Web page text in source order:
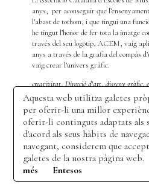
anys, per aconseguir que
l’abast de tothom, i que tingui una
he tingut l’honor de fer tota la imatge
través del seu logotip, ACEM, vaig
anys a través de la grafia del compás
vaig crear l’univers gràfic.
creativitat,Direcció d'art,disseny gràfic,
música, tinta
Aquesta web utilitza galetes
per oferir-li una millor
oferir-li continguts adaptats als
d'acord als seus hàbits de
navegant, considerem que
galetes de la nostra pàgina web.
més
Entesos